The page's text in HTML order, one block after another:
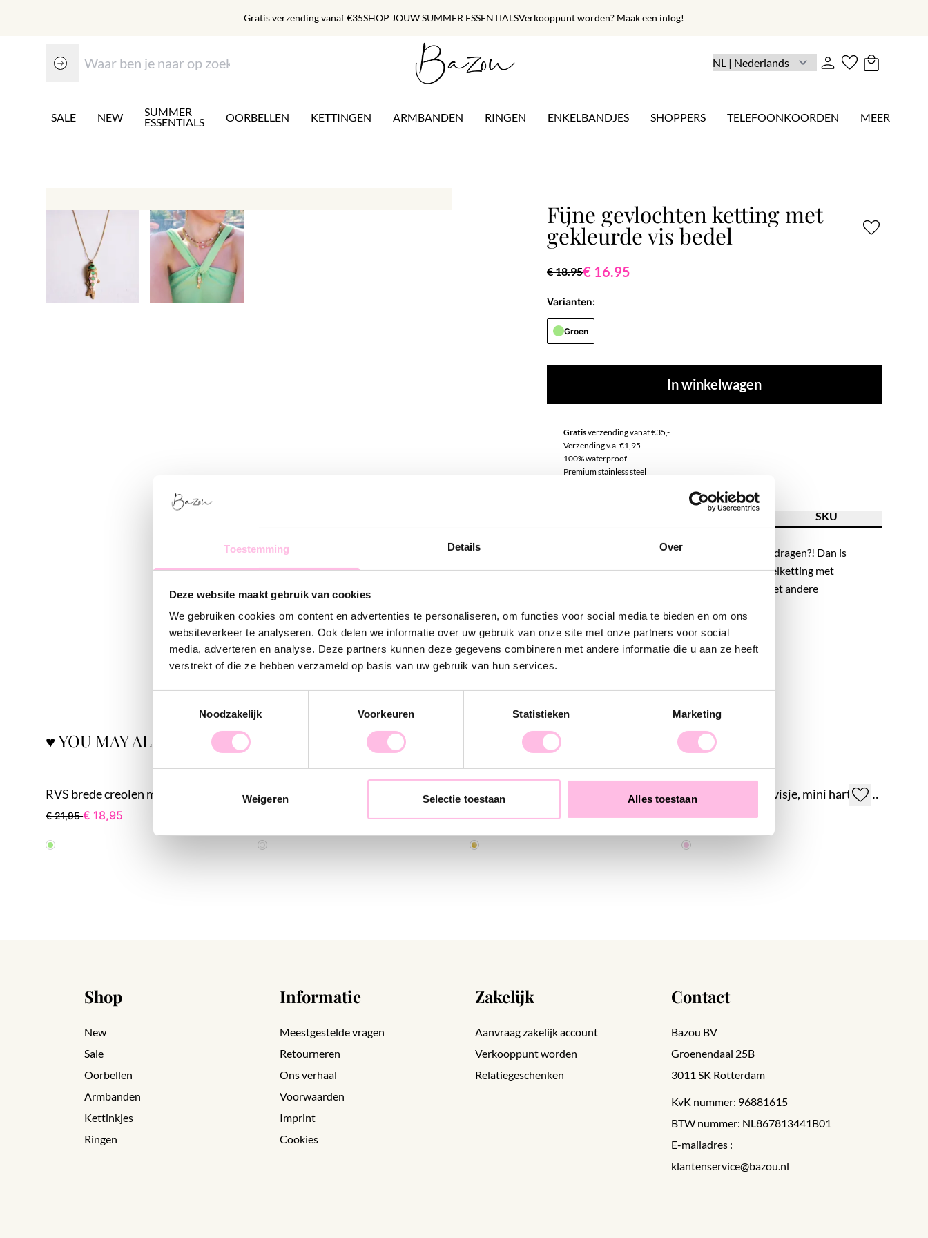
Toestemming Details Over
Deze website maakt gebruik van cookies
We gebruiken cookies om content en advertenties te personaliseren, om functies voor social media te bieden en om ons
websiteverkeer te analyseren. Ook delen we informatie over uw gebruik van onze site met onze partners voor social
media, adverteren en analyse. Deze partners kunnen deze gegevens combineren met andere informatie die u aan ze heeft
verstrekt of die ze hebben verzameld op basis van uw gebruik van hun services.
Noodzakelijk
Voorkeuren Statistieken Marketing
Weigeren Selectie toestaan Alles toestaan
Gratis verzending vanaf €35SHOP JOUW SUMMER ESSENTIALSVerkooppunt worden? Maak een inlog!
SALE NEW SUMMER
ESSENTIALS OORBELLEN KETTINGEN ARMBANDEN RINGEN ENKELBANDJES SHOPPERS TELEFOONKOORDEN MEER
Fijne gevlochten ketting met
gekleurde vis bedel
€ 18.95€ 16.95
Varianten:
Groen
In winkelwagen
Gratisverzending vanaf €35,-
Verzending v.a. €1,95
100% waterproof
Premium stainless steel
Kenmerk SKU
Ben je opzoek naar een item wat je dagelijks kan dragen?! Dan is
deze ketting de perfecte keuze! Deze fijne schakelketting met
prachtige vis bedel is makkelijk te combineren met andere
♥ YOU MAY ALSO LOVE...
RVS brede creolen met vis, tube en strings - groen/lila
€ 21,95€ 18,95
RVS creolen met ronde vis bedel - creme RVS oorring met zeester, torenschelp en parelmoer vis
€ 19,95€ 12,95
RVS creolen met visje, mini hartje en pareltje - lichtroze
€ 17,95€ 14,95
Shop
New
Sale
Oorbellen
Armbanden
Kettinkjes
Ringen
Informatie
Meestgestelde vragen
Retourneren
Ons verhaal
Voorwaarden
Imprint
Cookies
Zakelijk
Aanvraag zakelijk account
Verkooppunt worden
Relatiegeschenken
Contact
Bazou BV
Groenendaal 25B
3011 SK Rotterdam
KvK nummer: 96881615
BTW nummer: NL867813441B01
E-mailadres :
klantenservice@bazou.nl